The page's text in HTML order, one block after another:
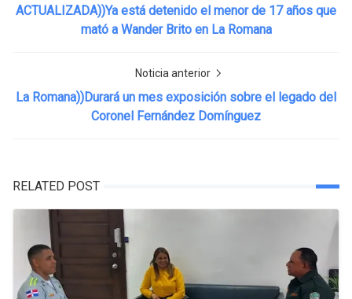
ACTUALIZADA))Ya está detenido el menor de 17 años que
mató a Wander Brito en La Romana
Noticia anterior
La Romana))Durará un mes exposición sobre el legado del
Coronel Fernández Domínguez
RELATED POST